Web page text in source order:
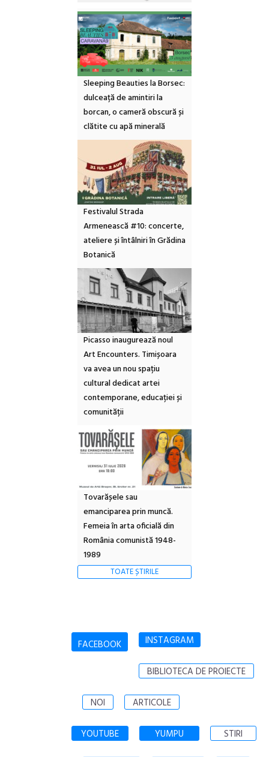
Sleeping Beauties la Borsec:
dulceață de amintiri la
borcan, o cameră obscură și
clătite cu apă minerală
Festivalul Strada
Armenească #10: concerte,
ateliere și întâlniri în Grădina
Botanică
Picasso inaugurează noul
Art Encounters. Timișoara
va avea un nou spațiu
cultural dedicat artei
contemporane, educației și
comunității
Tovarășele sau
emanciparea prin muncă.
Femeia în arta oficială din
România comunistă 1948-
1989
TOATE ȘTIRILE
FACEBOOK INSTAGRAM
BIBLIOTECA DE PROIECTE
NOI ARTICOLE
YOUTUBE YUMPU STIRI